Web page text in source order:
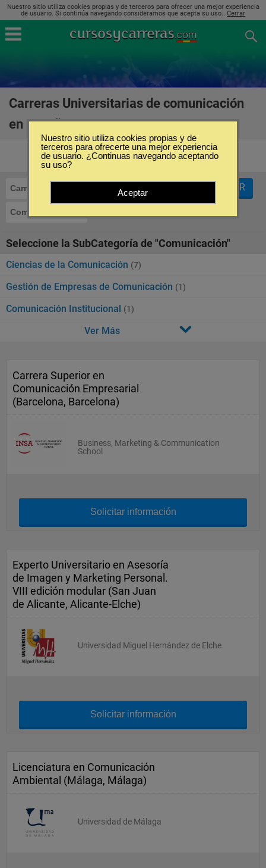
Nuestro sitio utiliza cookies propias y de terceros para ofrecer una mejor experiencia
de usuario. Si continúa navegando consideramos que acepta su uso.. Cerrar
Carreras Universitarias de comunicación
en España
Carreras Universitarias
Comunicación
FILTRAR
Seleccione la SubCategoría de "Comunicación"
Ciencias de la Comunicación (7)
Gestión de Empresas de Comunicación (1)
Comunicación Institucional (1)
Ver Más
Carrera Superior en
Comunicación Empresarial
(Barcelona, Barcelona)
Business, Marketing & Communication
School
Solicitar información
Experto Universitario en Asesoría
de Imagen y Marketing Personal.
VIII edición modular (San Juan
de Alicante, Alicante-Elche)
Universidad Miguel Hernández de Elche
Solicitar información
Licenciatura en Comunicación
Ambiental (Málaga, Málaga)
Universidad de Málaga
Nuestro sitio utiliza cookies propias y de
terceros para ofrecerte una mejor experiencia
de usuario. ¿Continuas navegando aceptando
su uso?
Aceptar